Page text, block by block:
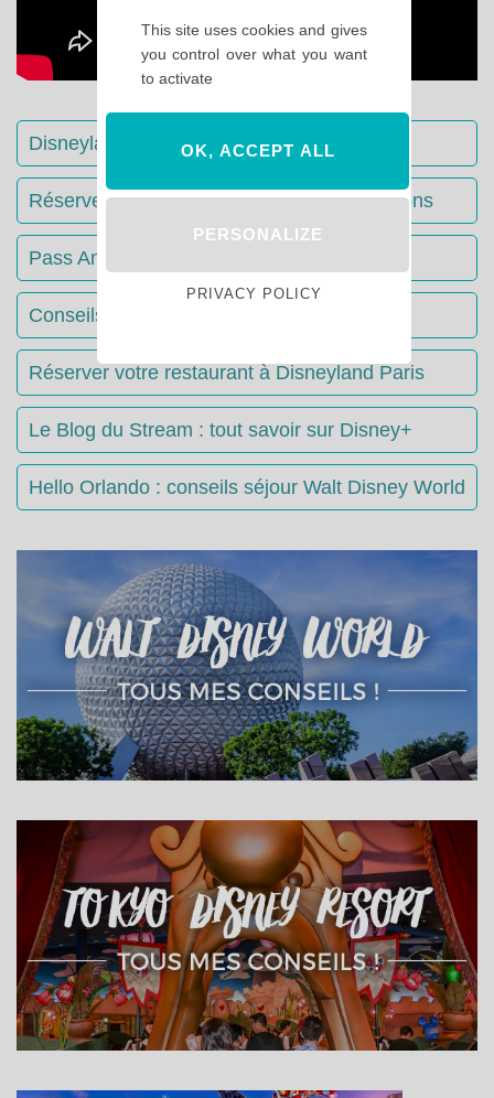
Disneyland Paris : Le guide complet
Réserver votre séjour : toutes les informations
Pass Annuels Disney : informations
Conseils & Astuces Disneyland Paris
Réserver votre restaurant à Disneyland Paris
Le Blog du Stream : tout savoir sur Disney+
Hello Orlando : conseils séjour Walt Disney World
This site uses cookies and gives
you control over what you want
to activate
OK, ACCEPT ALL
PERSONALIZE
PRIVACY POLICY